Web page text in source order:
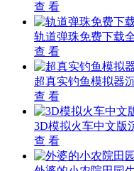
查 看
轨道弹珠免费下载
查 看
超真实钓鱼模拟器
查 看
3D模拟火车中文版
查 看